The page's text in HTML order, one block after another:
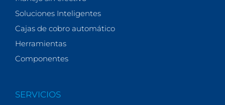
Soluciones Inteligentes
Cajas de cobro automático
Herramientas
Componentes
SERVICIOS